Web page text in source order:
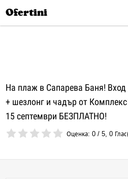
Ofertini
На плаж в Сапарева Баня!
+ шезлонг и чадър от
15 септември БЕЗПЛАТНО!
Оценка:0 /5,0